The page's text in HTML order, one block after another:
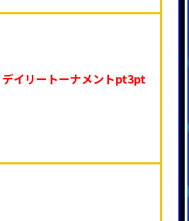
デイリートーナメントpt3pt